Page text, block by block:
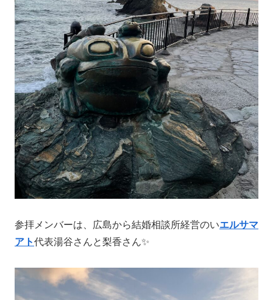
参拝メンバーは、広島から結婚相談所経営のいエルサマ
アト代表湯谷さんと梨香さん✨